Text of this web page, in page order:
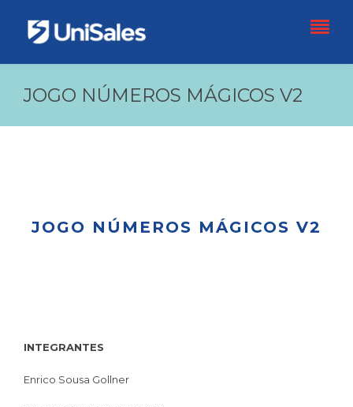
JOGO NÚMEROS MÁGICOS V2
JOGO NÚMEROS MÁGICOS V2
INTEGRANTES
Enrico Sousa Gollner